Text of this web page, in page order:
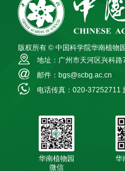
版权所有 © 中国科学院华南植物
地址：广州市天河区兴科路
邮件：bgs@scbg.ac.cn
电话传真：020-37252711
华南植物园
微信
华